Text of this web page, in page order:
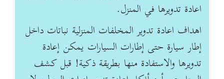
اعادة تدويرها في المنزل.
اهداف اعادة تدوير المخلفات المنزلية نباتات داخل
إطار سيارة حتى إطارات السيارات يمكن إعادة
تدويرها والاستفادة منها بطريقة ذكية! قبل كشف